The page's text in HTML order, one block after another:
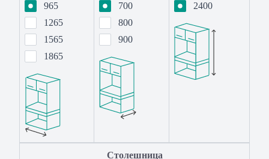
965
1265
1565
1865
700
800
900
2400
Столешница